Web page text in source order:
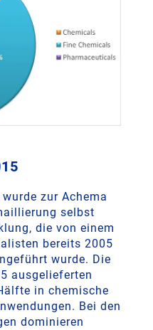
wurde zur Achema
selbst
die von einem
bereits 2005
wurde. Die
ausgelieferten
in chemische
Bei den
dominieren